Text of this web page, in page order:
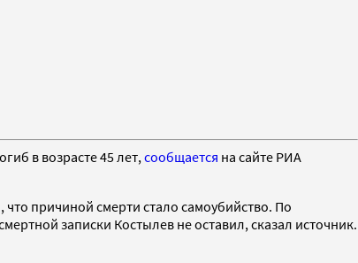
в возрасте 45 лет, сообщается на сайте РИА
, что причиной смерти стало самоубийство. По
записки Костылев не оставил, сказал источник.